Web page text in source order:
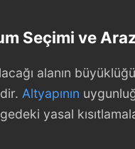
Seçimi ve
alanın
Altyapının
yasal